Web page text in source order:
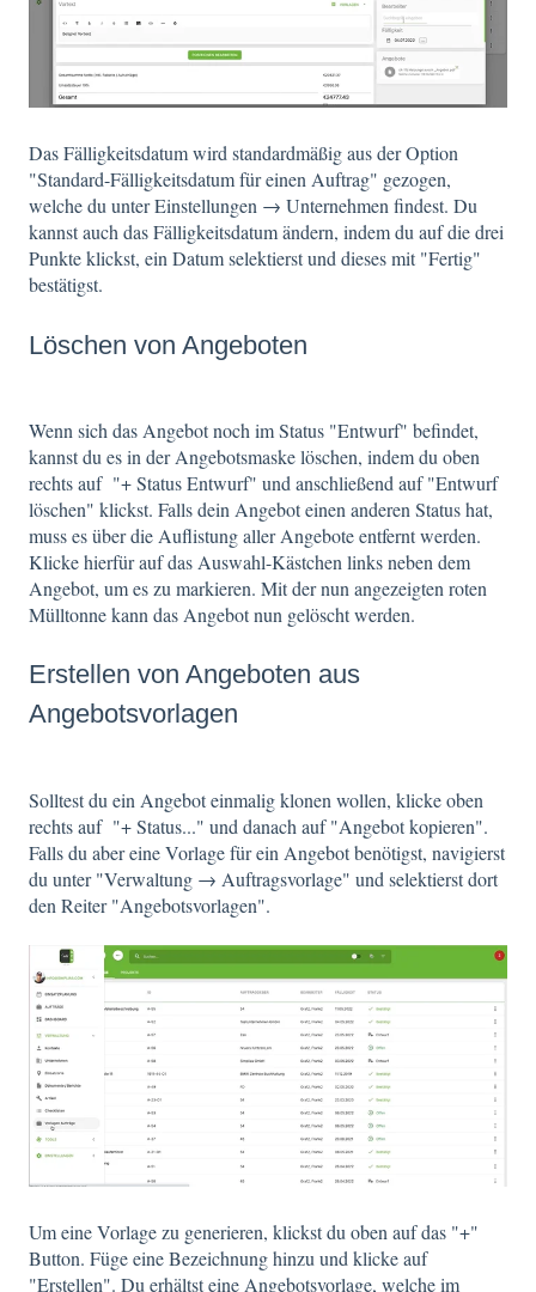
Das Fälligkeitsdatum wird standardmäßig aus der Option
"Standard-Fälligkeitsdatum für einen Auftrag" gezogen,
welche du unter Einstellungen → Unternehmen findest. Du
kannst auch das Fälligkeitsdatum ändern, indem du auf die drei
Punkte klickst, ein Datum selektierst und dieses mit "Fertig"
bestätigst.
Löschen von Angeboten
Wenn sich das Angebot noch im Status "Entwurf" befindet,
kannst du es in der Angebotsmaske löschen, indem du oben
rechts auf "+ Status Entwurf" und anschließend auf "Entwurf
löschen" klickst. Falls dein Angebot einen anderen Status hat,
muss es über die Auflistung aller Angebote entfernt werden.
Klicke hierfür auf das Auswahl-Kästchen links neben dem
Angebot, um es zu markieren. Mit der nun angezeigten roten
Mülltonne kann das Angebot nun gelöscht werden.
Erstellen von Angeboten aus
Angebotsvorlagen
Solltest du ein Angebot einmalig klonen wollen, klicke oben
rechts auf "+ Status..." und danach auf "Angebot kopieren".
Falls du aber eine Vorlage für ein Angebot benötigst, navigierst
du unter "Verwaltung → Auftragsvorlage" und selektierst dort
den Reiter "Angebotsvorlagen".
Um eine Vorlage zu generieren, klickst du oben auf das "+"
Button. Füge eine Bezeichnung hinzu und klicke auf
"Erstellen". Du erhältst eine Angebotsvorlage, welche im